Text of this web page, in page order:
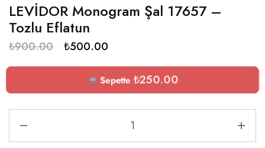
LEVİDOR Monogram Şal 17657 –
Tozlu Eflatun
₺900.00 ₺500.00
Sepette ₺250.00